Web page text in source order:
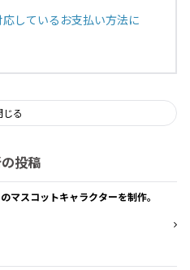
応しているお支払い方法に
じる
投稿
マスコットキャラクターを制作。